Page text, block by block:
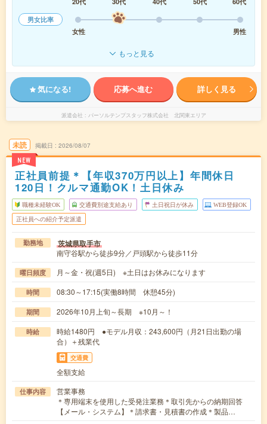
男女比率
女性
男性
もっと見る
気になる! 応募へ進む 詳しく見る
派遣会社 パーソルテンプスタッフ株式会社 北関東エリア
未読
NEW
掲載日 2026/08/07
正社員前提＊【年収370万円以上】年間休日
120日！クルマ通勤OK！土日休み
職種未経験OK 交通費別途支給あり 土日祝日が休み WEB登録OK
正社員への紹介予定派遣
勤務地 茨城県取手市
南守谷駅から徒歩9分／戸頭駅から徒歩11分
曜日頻度 月～金・祝(週5日) ※土日はお休みになります
時間 08:30～17:15(実働8時間 休憩45分)
期間 2026年10月上旬～長期 ※10月～！
時給
時給1480円 ●モデル月収：243,600円（月21日出勤の場
合）＋残業代
交通費
全額支給
仕事内容
営業事務
＊専用端末を使用した受発注業務＊取引先からの納期回答
【メール・システム】＊請求書・見積書の作成＊製品…